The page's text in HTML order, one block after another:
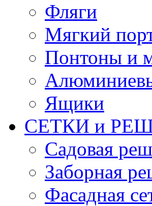
Фляги
Мягкий
Понтоны и
Ящики
СЕТКИ и
Садовая
Заборная
Фасадная